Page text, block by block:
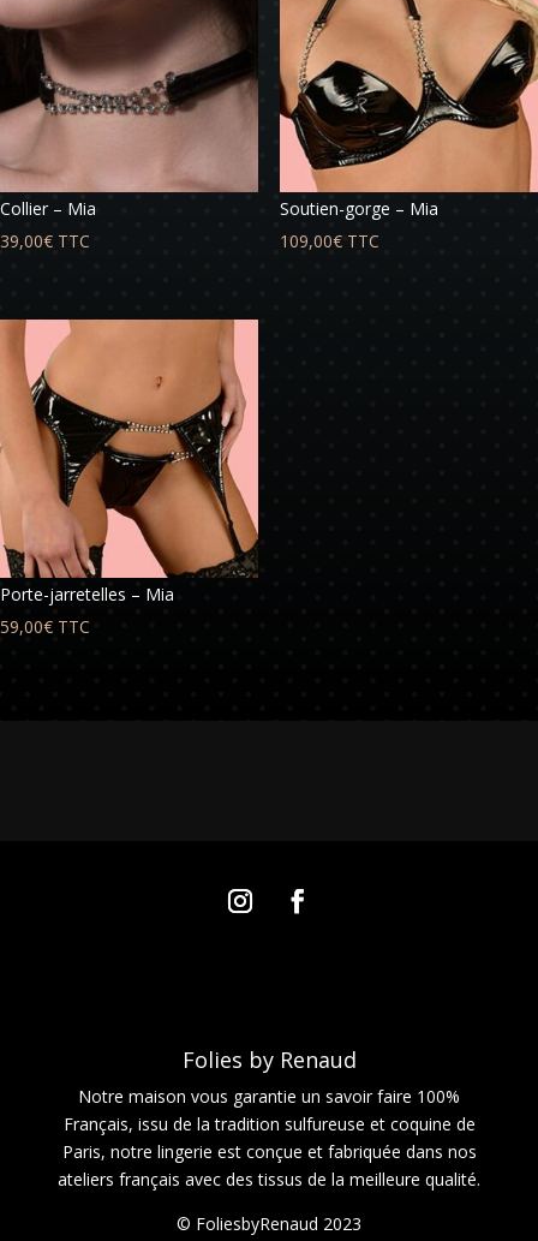
Collier – Mia
39,00€ TTC
Soutien-gorge – Mia
109,00€ TTC
Porte-jarretelles – Mia
59,00€ TTC
Folies by Renaud
Notre maison vous garantie un savoir faire 100%
Français, issu de la tradition sulfureuse et coquine de
Paris, notre lingerie est conçue et fabriquée dans nos
ateliers français avec des tissus de la meilleure qualité.
© FoliesbyRenaud 2023